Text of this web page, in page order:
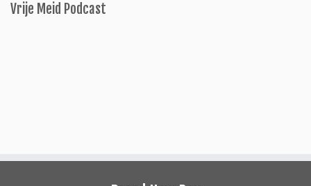
Vrije Meid Podcast